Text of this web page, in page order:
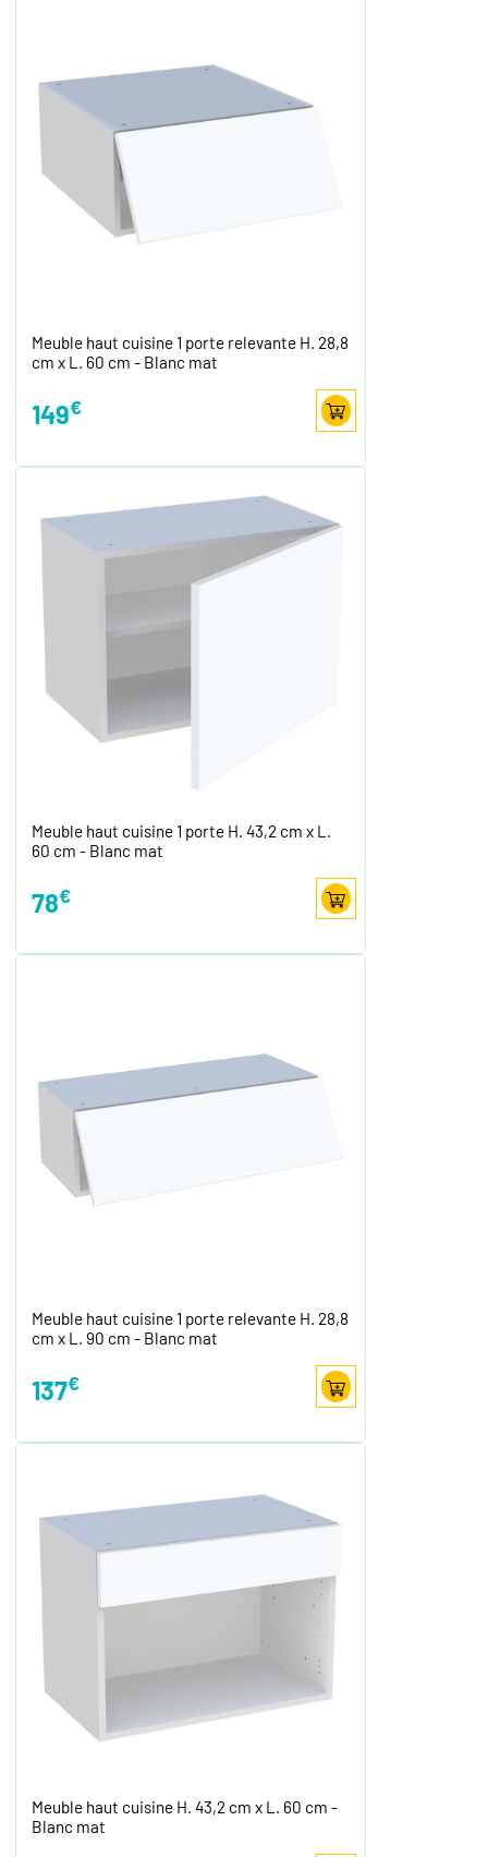
Meuble haut cuisine 1 porte relevante H. 28,8
cm x L. 60 cm - Blanc mat
149€
Meuble haut cuisine 1 porte H. 43,2 cm x L.
60 cm - Blanc mat
78€
Meuble haut cuisine 1 porte relevante H. 28,8
cm x L. 90 cm - Blanc mat
137€
Meuble haut cuisine H. 43,2 cm x L. 60 cm -
Blanc mat